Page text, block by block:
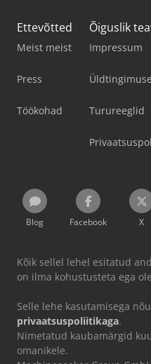
Ettevõtted
Meist meist
Press
Töökohad
Õiguslik
Impressum
Turureeglid
Blog Facebook X
Kõik sellel lehel esitatud
on ilma kohustusteta ega
Selle lehe kasutamisega
privaatsuspoliitikaga.
Nimetatud kaubamärgid
omanikele.